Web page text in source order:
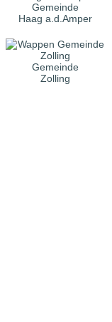
Gemeinde
Haag a.d.Amper
Gemeinde
Zolling